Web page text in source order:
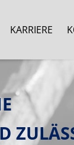
KARRIERE